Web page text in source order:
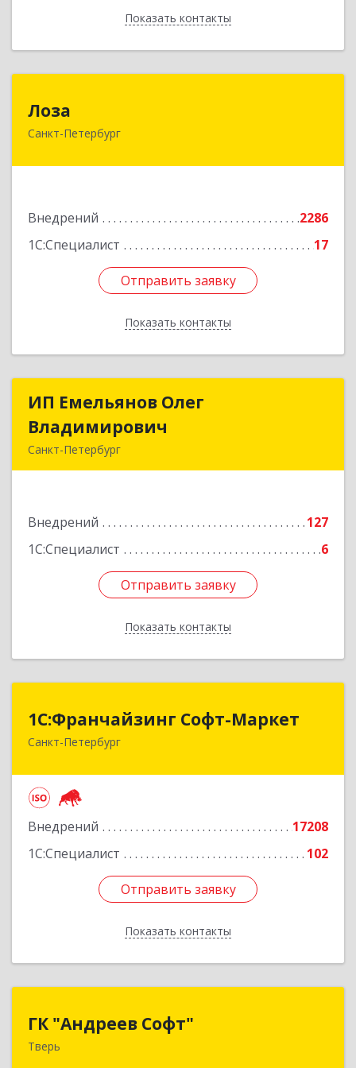
Показать контакты
Назад
Лоза
Санкт-Петербург
Внедрений
2286
1С:Специалист
17
Отправить заявку
Показать контакты
194044, Санкт-Петербург г, Выборгская наб,
Отправить заявку
Назад
ИП Емельянов Олег
Владимирович
Санкт-Петербург
Внедрений
127
1С:Специалист
6
Отправить заявку
Показать контакты
ИП Емельянов Олег
Подробнее
Отправить заявку
Назад
1С:Франчайзинг Софт-Маркет
Санкт-Петербург
Внедрений
17208
1С:Специалист
102
Отправить заявку
Показать контакты
1С:Франчайзинг Софт-Маркет
Санкт-Петербург г, Суворовский проспект, 10
Отправить заявку
Назад
ГК "Андреев Софт"
Тверь
ГК "Андреев Софт"
170000, Тверская обл, Тверь г, Новоторжская